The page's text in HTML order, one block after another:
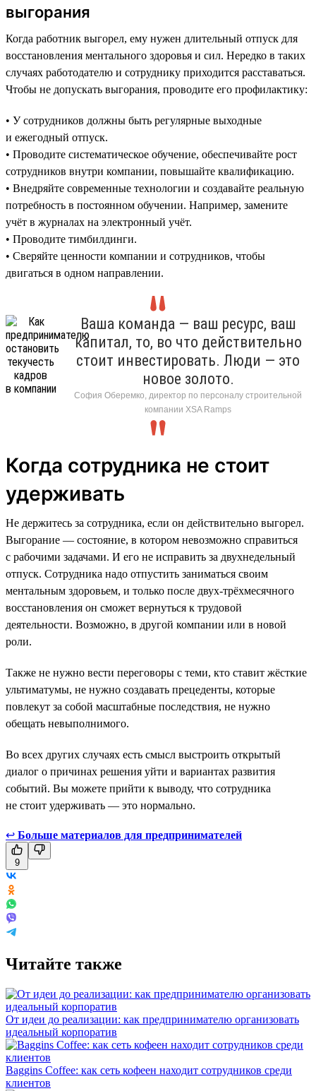
выгорания
Когда работник выгорел, ему нужен длительный отпуск для
восстановления ментального здоровья и сил. Нередко в таких
случаях работодателю и сотруднику приходится расставаться.
Чтобы не допускать выгорания, проводите его профилактику:
• У сотрудников должны быть регулярные выходные
и ежегодный отпуск.
• Проводите систематическое обучение, обеспечивайте рост
сотрудников внутри компании, повышайте квалификацию.
• Внедряйте современные технологии и создавайте реальную
потребность в постоянном обучении. Например, замените
учёт в журналах на электронный учёт.
• Проводите тимбилдинги.
• Сверяйте ценности компании и сотрудников, чтобы
двигаться в одном направлении.
Ваша команда — ваш ресурс, ваш
капитал, то, во что действительно
стоит инвестировать. Люди — это
новое золото.
София Оберемко, директор по персоналу строительной
компании XSA Ramps
Когда сотрудника не стоит
удерживать
Не держитесь за сотрудника, если он действительно выгорел.
Выгорание — состояние, в котором невозможно справиться
с рабочими задачами. И его не исправить за двухнедельный
отпуск. Сотрудника надо отпустить заниматься своим
ментальным здоровьем, и только после двух-трёхмесячного
восстановления он сможет вернуться к трудовой
деятельности. Возможно, в другой компании или в новой
роли.
Также не нужно вести переговоры с теми, кто ставит жёсткие
ультиматумы, не нужно создавать прецеденты, которые
повлекут за собой масштабные последствия, не нужно
обещать невыполнимого.
Во всех других случаях есть смысл выстроить открытый
диалог о причинах решения уйти и вариантах развития
событий. Вы можете прийти к выводу, что сотрудника
не стоит удерживать — это нормально.
↩ Больше материалов для предпринимателей
9
Читайте также
От идеи до реализации: как предпринимателю организовать
идеальный корпоратив
Baggins Coffee: как сеть кофеен находит сотрудников среди
клиентов